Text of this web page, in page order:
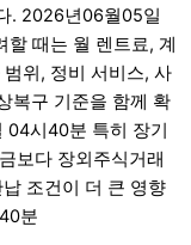
. 2026년06월05일
때는 월 렌트료, 계
위, 정비 서비스, 사
복구 기준을 함께 확
04시40분 특히 장기
보다 장외주식거래
조건이 더 큰 영향
분